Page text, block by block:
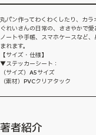
丸パン作ってわくわくしたり、カ
ぐれいさんの日常の、ささやかで
ノートや手帳、スマホケースなど
まれます。
【サイズ・仕様】
▼ステッカーシート：
（サイズ）A5サイズ
（素材）PVCクリアタック
著者紹介